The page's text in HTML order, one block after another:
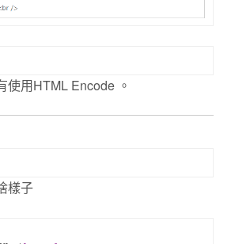
使用HTML Encode 。
樣子